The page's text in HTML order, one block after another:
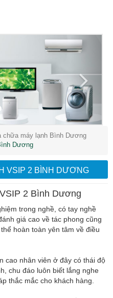
chữa máy lạnh Bình Dương
Dương
VSIP 2 BÌNH DƯƠNG
2 Bình Dương
trong nghề, có tay nghề
giá cao về tác phong cũng
hoàn toàn yên tâm về điều
cao nhân viên ở đây có thái độ
chu đáo luôn biết lắng nghe
thắc mắc cho khách hàng.